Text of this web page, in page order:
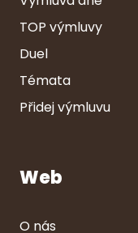
TOP výmluvy
Duel
Témata
Přidej výmluvu
Web
O nás